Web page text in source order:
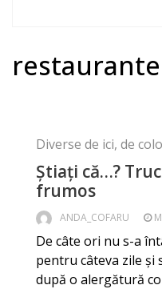
Diverse de ici, de colo
Știați că…?
frumos
ANDA_COFARU
De câte ori nu s-a
pentru câteva zile și
după o alergătură